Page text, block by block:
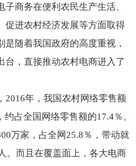
子商务在便利农民生产生活、
促进农村经济发展等方面取得
是随着我国政府的高度重视，
台，直接推动农村电商进入了
2016年，我国农村网络零售额
约占全国网络零售额的17.4％。
万家，占全网25.8％，带动就
。而且在覆盖面上，各大电商